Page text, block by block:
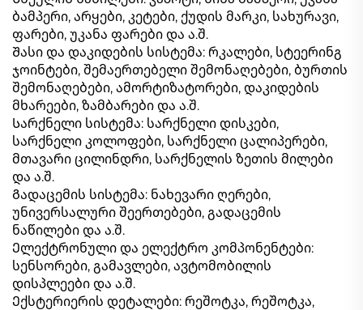
ბამპერი, არყები, კეტები, ქუდის მარკი, სახურავი,
ფარები, უკანა ფარები და ა.შ.
Შასი და დაკიდების სისტემა: რკალები, სტეერინგ
ჯოინტები, შემაერთებელი შემონაღებები, ბურთის
შემონაღებები, ამორტიზატორები, დაკიდების
მხარეები, ზამბარები და ა.შ.
Სარქნელი სისტემა: სარქნელი დისკები,
სარქნელი კოლოფები, სარქნელი ცალიპერები,
მთავარი ცილინდრი, სარქნელის ზეთის მილები
და ა.შ.
Გადაცემის სისტემა: ნახევარი ღერები,
უნივერსალური შეერთებები, გადაცემის
ნაწილები და ა.შ.
Ელექტრონული და ელექტრო კომპონენტები:
სენსორები, გამავლები, ავტომობილის
დისპლეები და ა.შ.
Ექსტერიერის დეტალები: რეშოტკა, რეშოტკა,